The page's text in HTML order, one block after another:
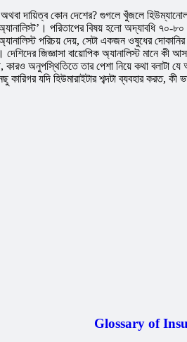
দায়িত্ব কোন দেশের? গুগলে খুঁজলে
পরিতাপের বিষয় হলো অদ্যাবধি ৭০-
পরিচয় দেয়, সেটা একজন ওষুধের
জিজ্ঞাসা বায়োপিক অ্যানালিস্ট মানে কী
অনুপস্থিতিতে তার পেশা নিয়ে কথা বলাটা
যদি হিউমারাইটার শব্দটা ব্যবহার করত, কী
Glossary of